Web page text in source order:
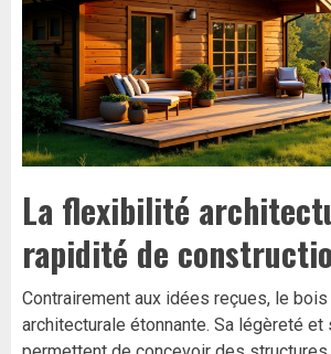
La flexibilité
rapidité de
Contrairement aux idées reçues, le
architecturale étonnante. Sa légèreté et